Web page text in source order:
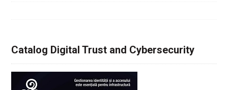
Catalog Digital Trust and Cybersecurity